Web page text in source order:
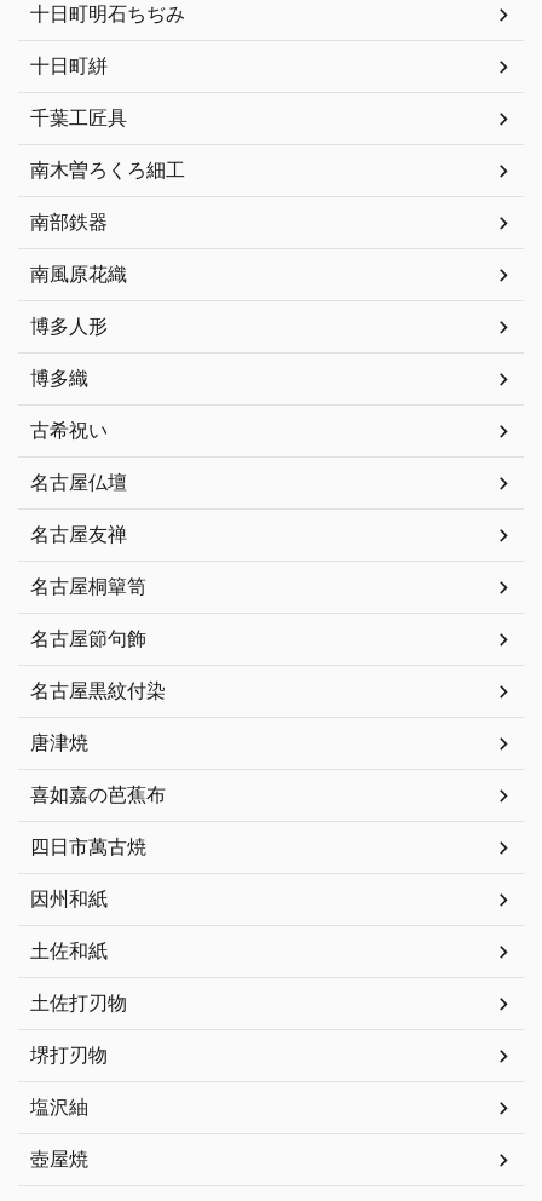
十日町明石ちぢみ
十日町絣
千葉工匠具
南木曽ろくろ細工
南部鉄器
南風原花織
博多人形
博多織
古希祝い
名古屋仏壇
名古屋友禅
名古屋桐簞笥
名古屋節句飾
名古屋黒紋付染
唐津焼
喜如嘉の芭蕉布
四日市萬古焼
因州和紙
土佐和紙
土佐打刃物
堺打刃物
塩沢紬
壺屋焼